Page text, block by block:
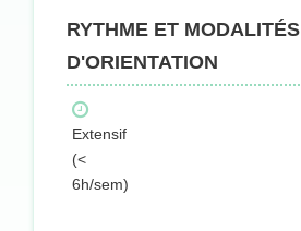
RYTHME ET MODALITÉS
D'ORIENTATION
Extensif
(<
6h/sem)